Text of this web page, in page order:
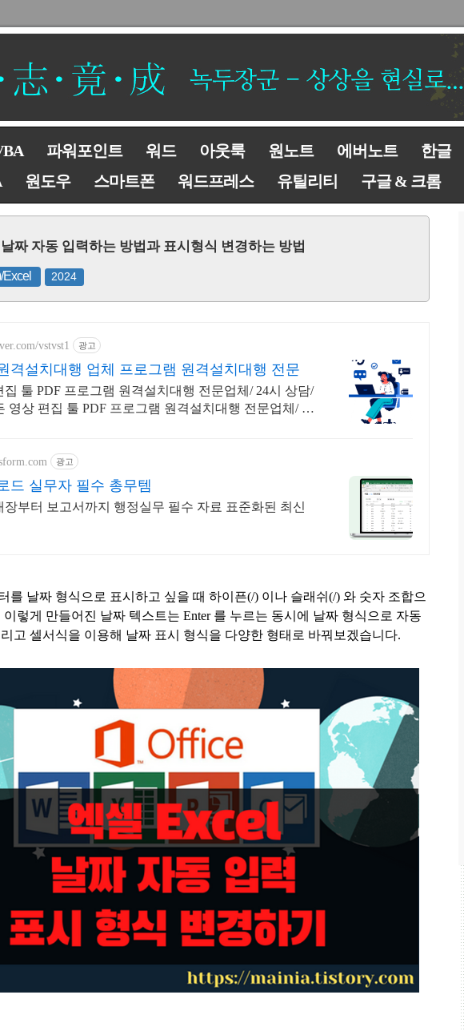
파워포인트 워드 아웃룩 원노트 에버노트 한글
원도우 스마트폰 워드프레스 유틸리티 구글 & 크롬
짜 자동 입력하는 방법과 표시형식 변경하는 방법
Excel 2024
vstvst1 광고
격설치대행 업체 프로그램 원격설치대행 전문
집 툴 PDF 프로그램 원격설치대행 전문업체/ 24시 상담/
영상 편집 툴 PDF 프로그램 원격설치대행 전문업체/ 24
광고
드 실무자 필수 총무템
장부터 보고서까지 행정실무 필수 자료 표준화된 최신
를 날짜 형식으로 표시하고 싶을 때 하이픈(/) 이나 슬래쉬 (/) 와 숫자 조합으
이렇게 만들어진 날짜 텍스트는 Enter 를 누르는 동시에 날짜 형식으로 자동
리고 셀서식을 이용해 날짜 표시 형식을 다양한 형태로 바꿔보겠습니다.